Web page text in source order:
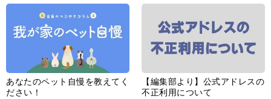
あなたのペット自慢を教えてく
ださい！
【編集部より】公式アドレスの
不正利用について